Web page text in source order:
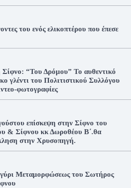
του ενός ελικοπτέρου που έπεσε
“Του Δρόμου” Το αυθεντικό
γλέντι του Πολιτιστικού Συλλόγου
φωτογραφίες
επίσκεψη στην Σίφνο του
& Σίφνου κκ Δωροθέου Β΄.θα
στην Χρυσοπηγή.
Μεταμορφώσεως του Σωτήρος